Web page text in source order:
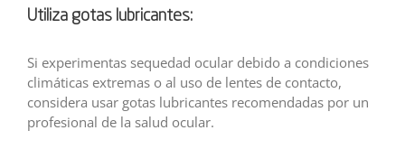
Utiliza gotas lubricantes:
Si experimentas sequedad ocular debido a condiciones
climáticas extremas o al uso de lentes de contacto,
considera usar gotas lubricantes recomendadas por un
profesional de la salud ocular.